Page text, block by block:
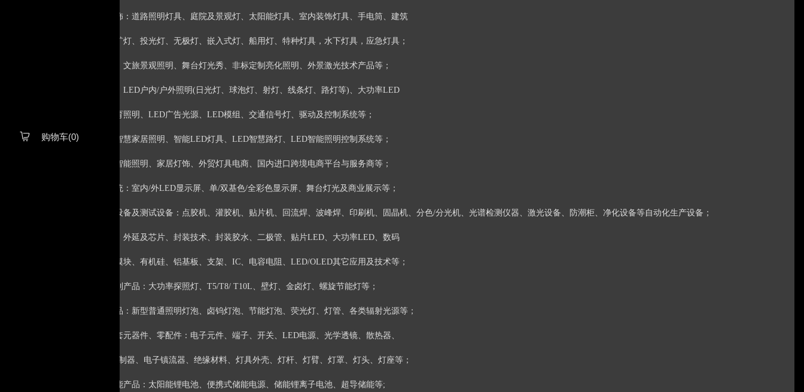
 购物车(0)
●灯具及灯饰：道路照明灯具、庭院及景观灯、太阳能灯具、室内装饰灯具、手电筒、建筑
灯具、工矿灯、投光灯、无极灯、嵌入式灯、船用灯、特种灯具，水下灯具，应急灯具；
●城市亮化：文旅景观照明、舞台灯光秀、非标定制亮化照明、外景激光技术产品等；
●LED照明：LED户内/户外照明(日光灯、球泡灯、射灯、线条灯、路灯等)、大功率LED
照明、教育照明、LED广告光源、LED模组、交通信号灯、驱动及控制系统等；
●智慧照明：智慧家居照明、智能LED灯具、LED智慧路灯、LED智能照明控制系统等；
●跨境电商：智能照明、家居灯饰、外贸灯具电商、国内进口跨境电商平台与服务商等；
●LED显示系统：室内/外LED显示屏、单/双基色/全彩色显示屏、舞台灯光及商业展示等；
●LED制造设备及测试设备：点胶机、灌胶机、贴片机、回流焊、波峰焊、印刷机、固晶机、分色/分光机、光谱检测仪器、激光设备、防潮柜、净化设备等自动化生产设备；
●LED封装：外延及芯片、封装技术、封装胶水、二极管、贴片LED、大功率LED、数码
管、点阵模块、有机硅、铝基板、支架、IC、电容电阻、LED/OLED其它应用及技术等；
●节能灯系列产品：大功率探照灯、T5/T8/ T10L、壁灯、金卤灯、螺旋节能灯等；
●电光源产品：新型普通照明灯泡、卤钨灯泡、节能灯泡、荧光灯、灯管、各类辐射光源等；
●照明电器配套元器件、零配件：电子元件、端子、开关、LED电源、光学透镜、散热器、
触发器、控制器、电子镇流器、绝缘材料、灯具外壳、灯杆、灯臂、灯罩、灯头、灯座等；
●太阳能储能产品：太阳能锂电池、便携式储能电源、储能锂离子电池、超导储能等;